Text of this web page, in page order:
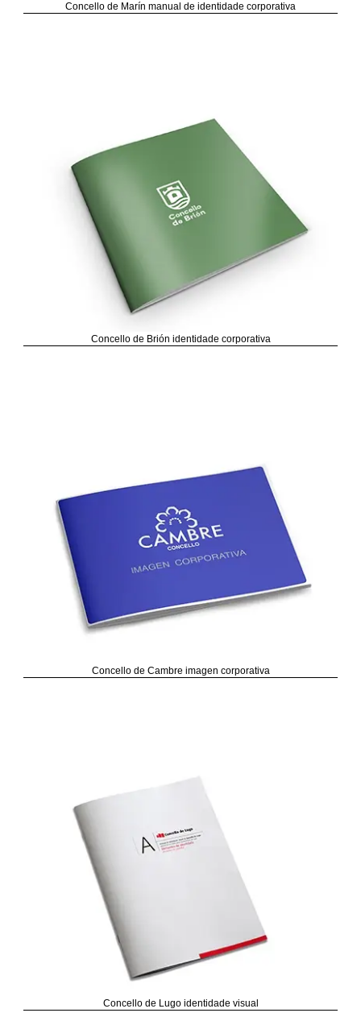
Concello de Marín manual de identidade corporativa
Concello de Brión identidade corporativa
Concello de Cambre imagen corporativa
Concello de Lugo identidade visual